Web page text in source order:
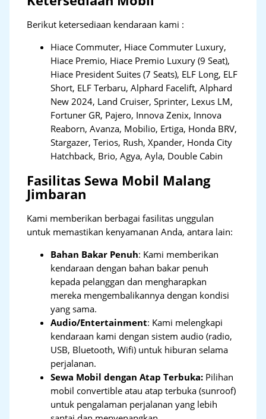
Berikut ketersediaan kendaraan kami :
Hiace Commuter, Hiace Commuter Luxury,
Hiace Premio, Hiace Premio Luxury (9 Seat),
Hiace President Suites (7 Seats), ELF Long, ELF
Short, ELF Terbaru, Alphard Facelift, Alphard
New 2024, Land Cruiser, Sprinter, Lexus LM,
Fortuner GR, Pajero, Innova Zenix, Innova
Reaborn, Avanza, Mobilio, Ertiga, Honda BRV,
Stargazer, Terios, Rush, Xpander, Honda City
Hatchback, Brio, Agya, Ayla, Double Cabin
Fasilitas Sewa Mobil Malang
Jimbaran
Kami memberikan berbagai fasilitas unggulan
untuk memastikan kenyamanan Anda, antara lain:
Bahan Bakar Penuh: Kami memberikan
kendaraan dengan bahan bakar penuh
kepada pelanggan dan mengharapkan
mereka mengembalikannya dengan kondisi
yang sama.
Audio/Entertainment: Kami melengkapi
kendaraan kami dengan sistem audio (radio,
USB, Bluetooth, Wifi) untuk hiburan selama
perjalanan.
Sewa Mobil dengan Atap Terbuka: Pilihan
mobil convertible atau atap terbuka (sunroof)
untuk pengalaman perjalanan yang lebih